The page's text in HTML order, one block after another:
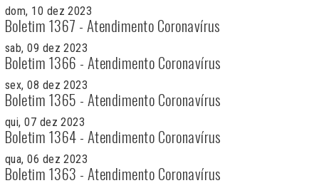
dom, 10 dez 2023
Boletim 1367 - Atendimento Coronavírus
sab, 09 dez 2023
Boletim 1366 - Atendimento Coronavírus
sex, 08 dez 2023
Boletim 1365 - Atendimento Coronavírus
qui, 07 dez 2023
Boletim 1364 - Atendimento Coronavírus
qua, 06 dez 2023
Boletim 1363 - Atendimento Coronavírus